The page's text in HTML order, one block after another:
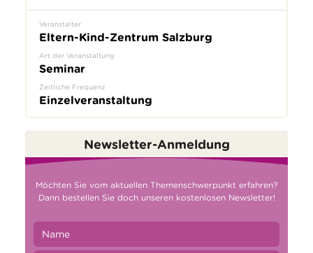
Veranstalter
Eltern-Kind-Zentrum Salzburg
Art der Veranstaltung
Seminar
Zeitliche Frequenz
Einzelveranstaltung
Newsletter-Anmeldung
Möchten Sie vom aktuellen Themenschwerpunkt erfahren?
Dann bestellen Sie doch unseren kostenlosen Newsletter!